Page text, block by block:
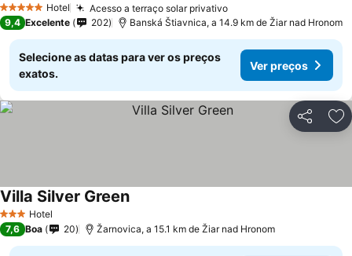
5 Estrelas Hotel Acesso a terraço solar privativoVer preços
9,4 Excelente 202 Banská Štiavnica, a 14.9 km de Žiar nad Hronom
Selecione as datas para ver os preços
exatos.
Ver preços
Partilhar
3 EstrelasHotel
Villa Silver GreenVer preços
7,6 Boa 20 Žarnovica, a 15.1 km de Žiar nad Hronom